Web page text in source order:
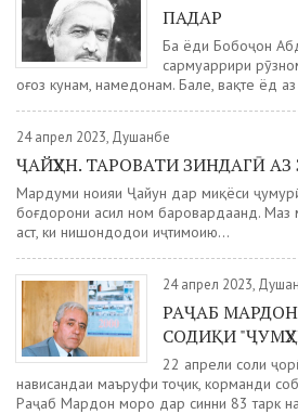
ПАДАР
Ба ёди Бобоҷон
сармуҳаррири
оғоз кунам, намедонам. Бале, вақте ёд
24 апрел 2023, Душанбе
ҶАЙҲУН. ТАРОВАТИ ЗИНДАГӢ АЗ
Мардуми ноҳияи Ҷайҳун дар миқёси
боғдорони асил ном баровардаанд. Маҳз
аст, ки нишондодҳои иҷтимоию...
24 апрел 2023,
РАҶАБ
СОДИҚИ
22 апрели соли
нависандаи маъруфи тоҷик, корманди
Раҷаб Мардон моро дар синни 83 тарк